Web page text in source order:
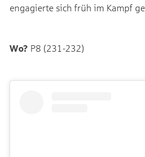
engagierte sich früh im Kampf
Wo? P8 (231-232)